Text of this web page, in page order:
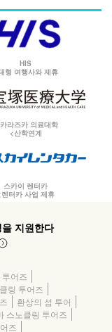
HIS
형 여행사와 제휴
라즈카 의료대학
<산학연계
스카이 렌터카
렌터카 사업 제휴
지원한다
어즈
링 투어즈
환상의 섬 투어
스노클링 투어즈
즈